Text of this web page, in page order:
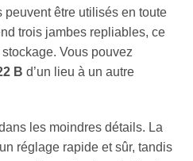
peuvent être utilisés en toute
trois jambes repliables, ce
Vous pouvez
B d’un lieu à un autre
les moindres détails. La
réglage rapide et sûr, tandis